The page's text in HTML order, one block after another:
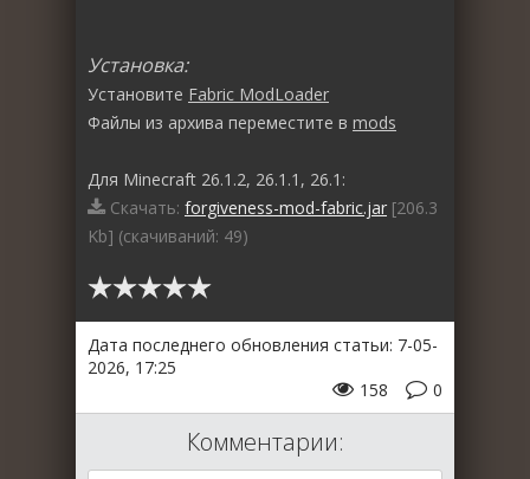
Установка:
Установите Fabric ModLoader
Файлы из архива переместите в mods
Для Minecraft 26.1.2, 26.1.1, 26.1:
Скачать: forgiveness-mod-fabric.jar [206.3
Kb] (cкачиваний: 49)
Дата последнего обновления статьи: 7-05-
2026, 17:25
0
158
Комментарии: